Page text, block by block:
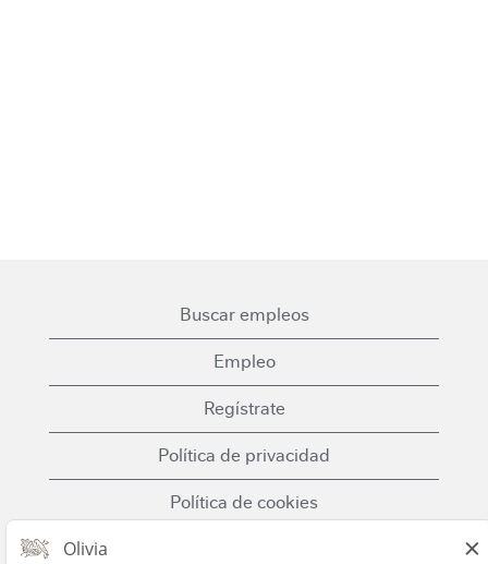
Buscar empleos
Empleo
Regístrate
Política de privacidad
Política de cookies